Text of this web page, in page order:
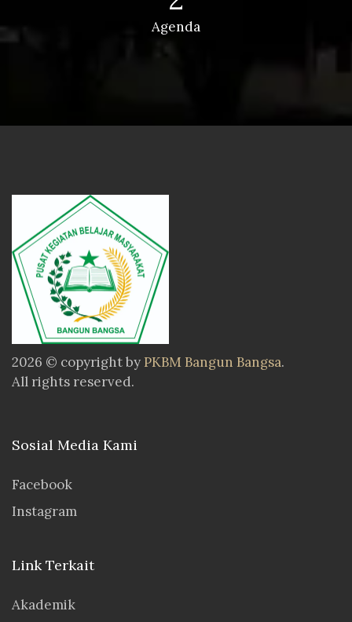
Agenda
2026 © copyright by PKBM Bangun Bangsa.
All rights reserved.
Sosial Media Kami
Facebook
Instagram
Link Terkait
Akademik